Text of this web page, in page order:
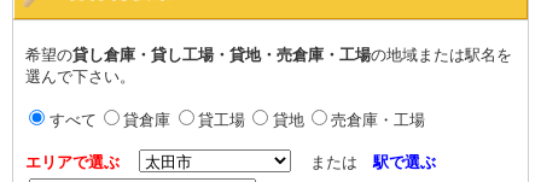
希望の貸し倉庫・貸し工場・貸地・売倉庫・工場の地域または駅名を
選んで下さい。
すべて 貸倉庫 貸工場 貸地 売倉庫・工場
エリアで選ぶ または駅で選ぶ